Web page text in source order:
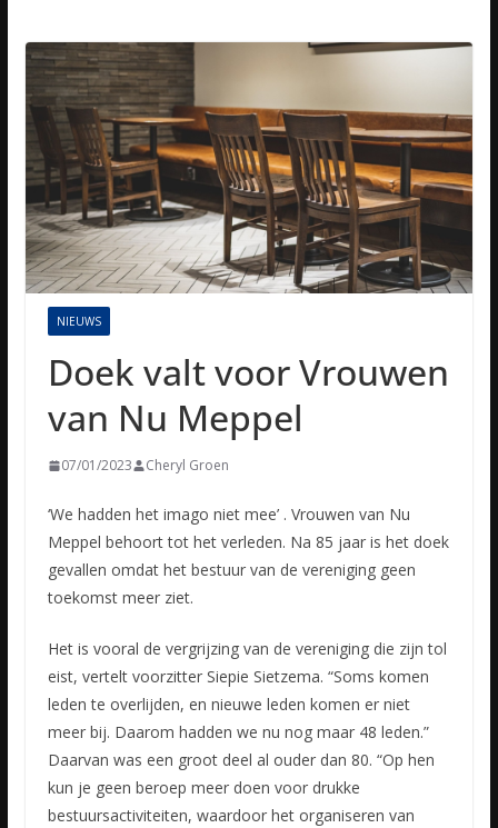
NIEUWS
Doek valt voor Vrouwen
van Nu Meppel
07/01/2023 Cheryl Groen
‘We hadden het imago niet mee’ . Vrouwen van Nu
Meppel behoort tot het verleden. Na 85 jaar is het doek
gevallen omdat het bestuur van de vereniging geen
toekomst meer ziet.
Het is vooral de vergrijzingvan de vereniging die zijn tol
eist, vertelt voorzitter Siepie Sietzema. “Soms komen
leden te overlijden, en nieuwe leden komen er niet
meer bij. Daarom hadden we nu nog maar 48 leden.”
Daarvan was een groot deel al ouder dan 80. “Op hen
kun je geen beroep meer doen voor drukke
bestuursactiviteiten, waardoor het organiseren van